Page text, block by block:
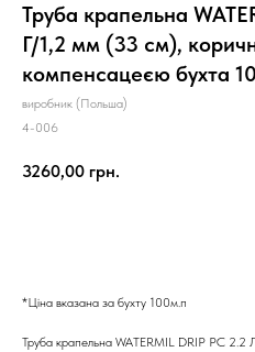
Труба крапельна
Г/1,2 мм (33 см),
компенсацеєю бухта
виробник (Польша)
4-006
3260,00 грн.
*Ціна вказана за бухту 100м.п
Труба крапельна WATERMIL DRIP PC